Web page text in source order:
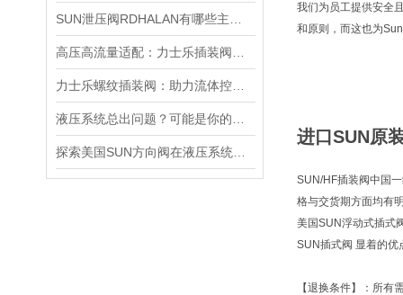
我们为员工提供安全
和原则，而这也为
进口SUN原
SUN/HF插装阀中国
格与交货期方面均有
美国SUN浮动式插式
SUN插式阀 显着的优
【退换条件】：所